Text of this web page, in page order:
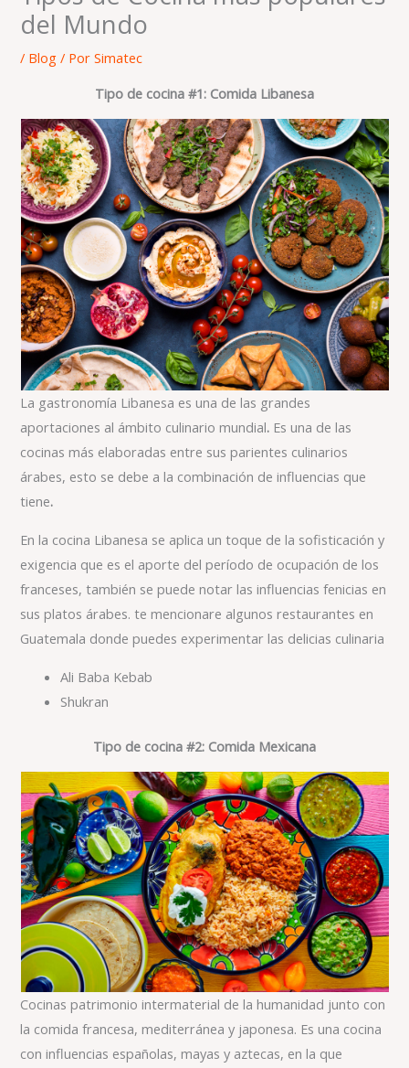
del Mundo
/ Blog / PorSimatec
Tipo de cocina #1: Comida Libanesa
La gastronomía Libanesa es una de las grandes
aportaciones al ámbito culinario mundial. Es una de las
cocinas más elaboradas entre sus parientes culinarios
árabes, esto se debe a la combinación de influencias que
tiene.
En la cocina Libanesa se aplica un toque de la sofisticación y
exigencia que es el aporte del período de ocupación de los
franceses, también se puede notar las influencias fenicias en
sus platos árabes. te mencionare algunos restaurantes en
Guatemala donde puedes experimentar las delicias culinaria
Ali Baba Kebab
Shukran
Tipo de cocina #2: Comida Mexicana
Cocinas patrimonio intermaterial de la humanidad junto con
la comida francesa, mediterránea y japonesa. Es una cocina
con influencias españolas, mayas y aztecas, en la que